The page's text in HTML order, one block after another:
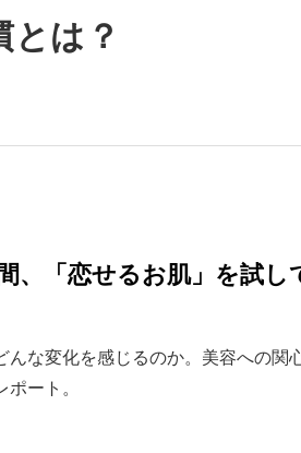
は？
、「恋せるお肌」を試し
んな変化を感じるのか。美容への関
ート。